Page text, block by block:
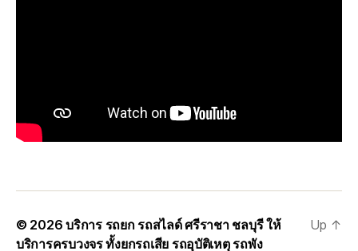
© 2026บริการ รถยก รถสไลด์ ศรีราชา ชลบุรี ให้
บริการครบวงจร ทั้งยกรถเสีย รถอุบัติเหตุ รถพัง
Up ↑